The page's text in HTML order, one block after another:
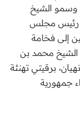
وسمو الشيخ
رئيس مجلس
إلى فخامة
الشيخ محمد بن
برقيتي تهنئة
جمهورية